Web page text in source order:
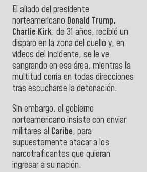
El aliado del presidente
norteamericano Donald Trump,
Charlie Kirk, de 31 años, recibió un
disparo en la zona del cuello y, en
videos del incidente, se le ve
sangrando en esa área, mientras la
multitud corría en todas direcciones
tras escucharse la detonación.
Sin embargo, el gobierno
norteamericano insiste con enviar
militares al Caribe, para
supuestamente atacar a los
narcotraficantes que quieran
ingresar a su nación.